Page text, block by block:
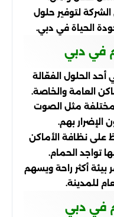
لتوفير حلول
الحياة في دبي.
في دبي
أحد الحلول الفعّالة
العامة والخاصة.
مختلفة مثل الصوت
الإضرار بهم.
على نظافة الأماكن
تواجد الحمام.
بيئة أكثر راحة ويسهم
للمدينة.
في دبي